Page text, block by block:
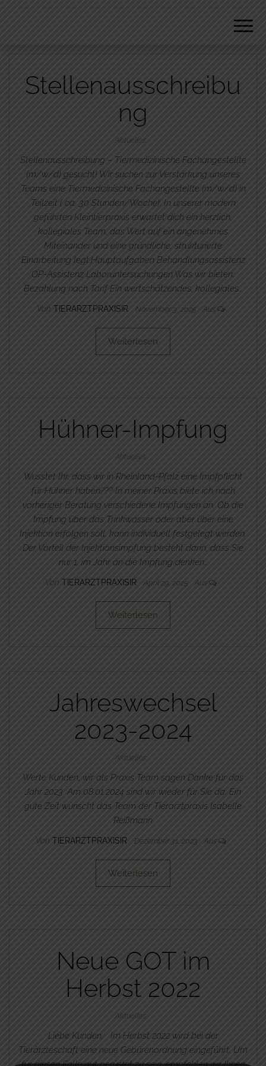
Stellenausschreibu
ng
Aktuelles
Stellenausschreibung – Tiermedizinische Fachangestellte
(m/w/d) gesucht! Wir suchen zur Verstärkung unseres
Teams eine Tiermedizinische Fachangestellte (m/w/d) in
Teilzeit ( ca. 30 Stunden/Woche). In unserer modern
geführten Kleintierpraxis erwartet dich ein herzlich,
kollegiales Team, das Wert auf ein angenehmes
Miteinander und eine gründliche, strukturierte
Einarbeitung legt.Hauptaufgaben Behandlungsassistenz
OP-Assistenz Laboruntersuchungen Was wir bieten:
Bezahlung nach Tarif Ein wertschätzendes, kollegiales…
Von TIERARZTPRAXISIR November 3, 2025 Aus
Weiterlesen
Hühner-Impfung
Aktuelles
Wusstet Ihr, dass wir in Rheinland-Pfalz eine Impfpflicht
für Hühner haben??? In meiner Praxis biete ich nach
vorheriger Beratung verschiedene Impfungen an. Ob die
Impfung über das Trinkwasser oder aber über eine
Injektion erfolgen soll, kann individuell festgelegt werden.
Der Vorteil der Injektionsimpfung besteht darin, dass Sie
nur 1. im Jahr an die Impfung denken…
Von TIERARZTPRAXISIR April 29, 2025 Aus
Weiterlesen
Jahreswechsel
2023-2024
Aktuelles
Werte Kunden, wir als Praxis Team sagen Danke für das
Jahr 2023. Am 08.01.2024 sind wir wieder für Sie da. Ein
gute Zeit wünscht das Team der Tierarztpraxis Isabelle
Reißmann
Von TIERARZTPRAXISIR Dezember 31, 2023 Aus
Weiterlesen
Neue GOT im
Herbst 2022
Aktuelles
Liebe Kunden, Im Herbst 2022 wird bei der
Tierärzteschaft eine neue Gebürenordnung eingeführt. Um